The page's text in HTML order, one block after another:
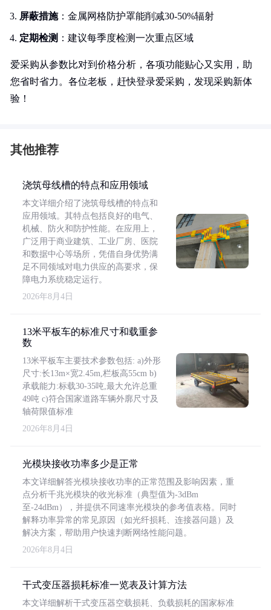
屏蔽措施：金属网格防护罩能削减30-50%辐射
定期检测 ：建议每季度检测一次重点区域
爱采购从参数比对到价格分析，各项功能贴心又实用，助
您省时省力。各位老板，赶快登录爱采购，发现采购新体
验！
其他推荐
浇筑母线槽的特点和应用领域
本文详细介绍了浇筑母线槽的特点和
应用领域。其特点包括良好的电气、
机械、防火和防护性能。在应用上，
广泛用于商业建筑、工业厂房、医院
和数据中心等场所，凭借自身优势满
足不同领域对电力供应的高要求，保
障电力系统稳定运行。
2026年8月4日
13米平板车的标准尺寸和载重参
数
13米平板车主要技术参数包括: a)外形
尺寸:长13m×宽2.45m,栏板高55cm b)
承载能力:标载30-35吨,最大允许总重
49吨 c)符合国家道路车辆外廓尺寸及
轴荷限值标准
2026年8月4日
光模块接收功率多少是正常
本文详细解答光模块接收功率的正常范围及影响因素，重
点分析千兆光模块的收光标准（典型值为-3dBm
至-24dBm），并提供不同速率光模块的参考值表格。同时
解释功率异常的常见原因（如光纤损耗、连接器问题）及
解决方案，帮助用户快速判断网络性能问题。
2026年8月4日
干式变压器损耗标准一览表及计算方法
本文详细解析干式变压器空载损耗、负载损耗的国家标准